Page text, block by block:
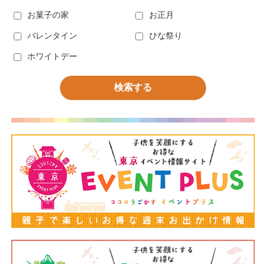
お菓子の家 お正月
バレンタイン ひな祭り
ホワイトデー